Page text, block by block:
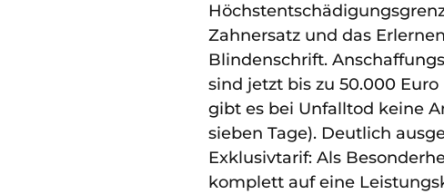
Zahnersatz und das
Blindenschrift.
sind jetzt bis zu 50.000
gibt es bei Unfalltod keine
sieben Tage). Deutlich
Exklusivtarif: Als
komplett auf eine